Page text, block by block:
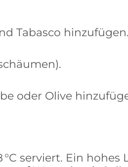
Tabasco hinzufügen.
oder Olive
serviert. Ein